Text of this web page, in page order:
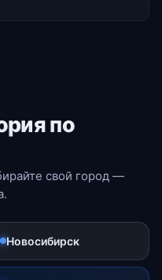
по
свой город —
Новосибирск